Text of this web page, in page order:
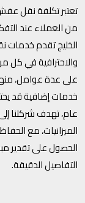
تعتبر تكلفة نقل
من العملاء عند
الخليج تقدم
والاحترافية في كل
على عدة عوامل،
خدمات إضافية قد
عام، تهدف شركتنا
الميزانيات، مع
الحصول على تقدير
التفاصيل الدقيقة.